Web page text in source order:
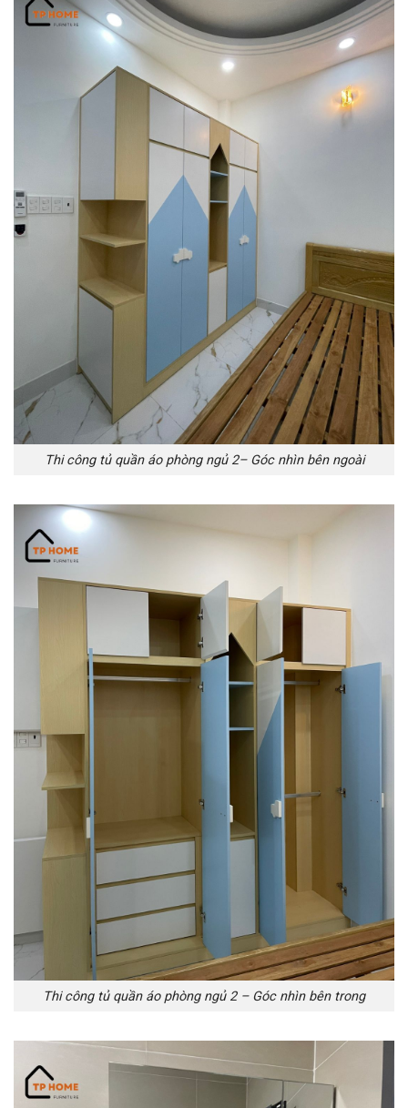
Thi công tủ quần áo phòng ngủ 2– Góc nhìn bên ngoài
Thi công tủ quần áo phòng ngủ 2 – Góc nhìn bên trong